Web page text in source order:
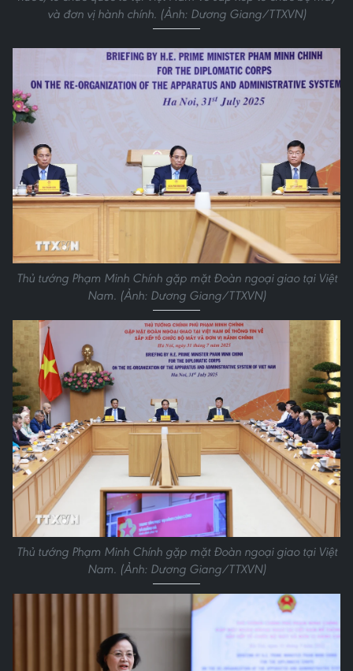
và đơn vị hành chính. (Ảnh: Dương Giang/TTXVN)
Thủ tướng Phạm Minh Chính gặp mặt Đoàn ngoại giao tại Việt
Nam. (Ảnh: Dương Giang/TTXVN)
Thủ tướng Phạm Minh Chính gặp mặt Đoàn ngoại giao tại Việt
Nam. (Ảnh: Dương Giang/TTXVN)